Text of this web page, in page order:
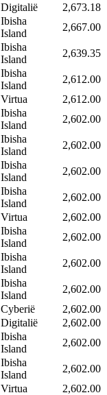
Digitalië
2,673.18
Ibisha
Island
2,667.00
Ibisha
Island
2,639.35
Ibisha
Island
2,612.00
Virtua
2,612.00
Ibisha
Island
2,602.00
Ibisha
Island
2,602.00
Ibisha
Island
2,602.00
Ibisha
Island
2,602.00
Virtua
2,602.00
Ibisha
Island
2,602.00
Ibisha
Island
2,602.00
Ibisha
Island
2,602.00
Cyberië
2,602.00
Digitalië
2,602.00
Ibisha
Island
2,602.00
Ibisha
Island
2,602.00
Virtua
2,602.00